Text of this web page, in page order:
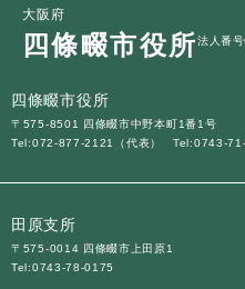
大阪府
四條畷市役所法人番
四條畷市役所
〒575-8501 四條畷市中野本町1番1号
Tel:072-877-2121（代表）
Tel:0743-71-
田原支所
〒575-0014 四條畷市上田原1
Tel:0743-78-0175